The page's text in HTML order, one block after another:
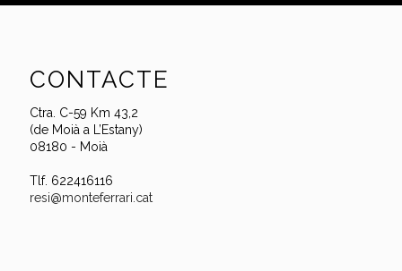
CONTACTE
Ctra. C-59 Km 43,2
(de Moià a L’Estany)
08180 - Moià
Tlf. 622416116
resi@monteferrari.cat